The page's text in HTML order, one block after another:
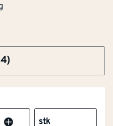
Kjøp
stk
Ja